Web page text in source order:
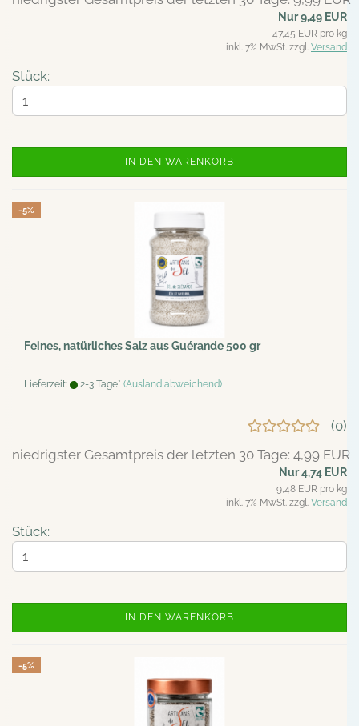
Nur 9,49 EUR
47,45 EUR pro kg
inkl. 7% MwSt. zzgl. Versand
Stück:
IN DEN WARENKORB
-5%
Feines, natürliches Salz aus Guérande 500 gr
Lieferzeit: 2-3 Tage* (Ausland abweichend)
0
niedrigster Gesamtpreis der letzten 30 Tage: 4,99 EUR
Nur 4,74 EUR
9,48 EUR pro kg
inkl. 7% MwSt. zzgl. Versand
Stück:
IN DEN WARENKORB
-5%